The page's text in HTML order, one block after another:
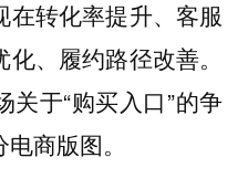
在转化率提升、客服
、履约路径改善。
于“购买入口”的争
商版图。